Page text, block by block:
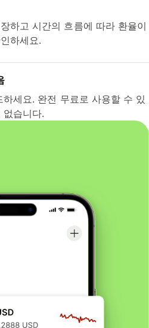
하고 시간의 흐름에 따라 환율이
하세요.
세요. 완전 무료로 사용할 수 있
없습니다.